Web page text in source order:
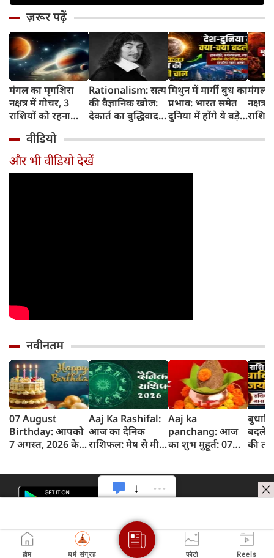
ज़रूर पढ़ें
मंगल का मृगशिरा
नक्षत्र में गोचर, 3
राशियों को रहना
सावधान
Rationalism: सत्य
की वैज्ञानिक खोज:
देकार्त का बुद्धिवाद
का जन्म
मिथुन में मार्गी बुध का
प्रभाव: भारत समेत
दुनिया में होंगे ये बड़े
मंगल
नक्षत्र
किसे
वीडियो
और भी वीडियो देखें
नवीनतम
07 August
Birthday: आपको
7 अगस्त, 2026 के
Aaj Ka Rashifal:
आज का दैनिक
राशिफल: मेष से मीन
2026)
Aaj ka
panchang: आज
का शुभ मुहूर्त: 07
और शुभ समय
की
होम धर्म संग्रह फोटो Reels